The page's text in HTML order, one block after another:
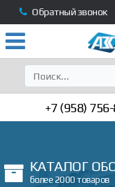
Обратный звонок
+7 (958)
КАТАЛОГ
более 2000 товаров